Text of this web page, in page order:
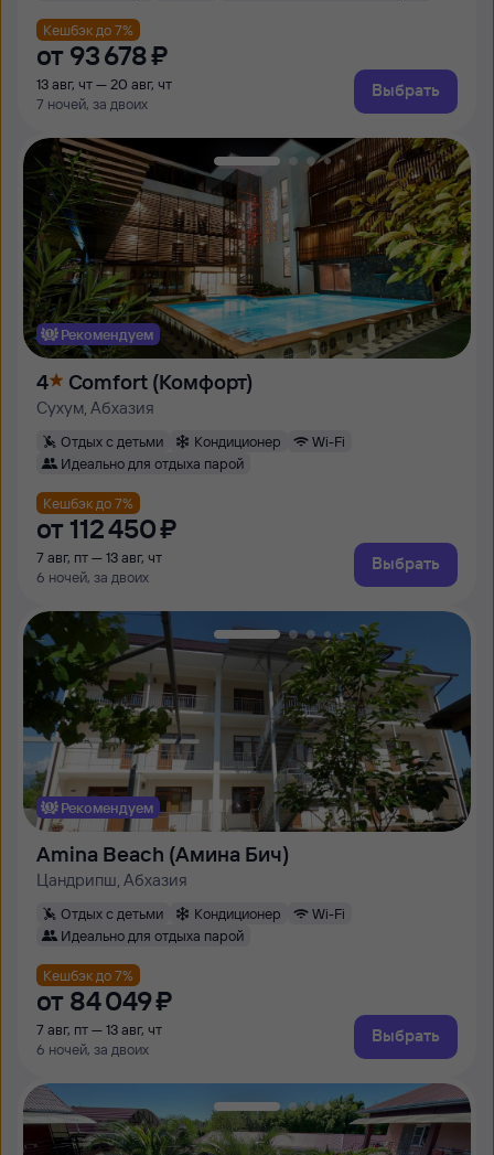
Кешбэк до 7%
от 93 ⁠678 ⁠₽
13 авг, чт — 20 авг, чт
7 ночей, за двоих
Выбрать
Рекомендуем
4 Comfort (Комфорт)
Сухум, Абхазия
Отдых с детьми Кондиционер
Wi-Fi
Идеально для отдыха парой
Кешбэк до 7%
от 112 ⁠450 ⁠₽
7 авг, пт — 13 авг, чт
6 ночей, за двоих
Выбрать
Рекомендуем
Amina Beach (Амина Бич)
Цандрипш, Абхазия
Отдых с детьми Кондиционер
Wi-Fi
Идеально для отдыха парой
Кешбэк до 7%
от 84 ⁠049 ⁠₽
7 авг, пт — 13 авг, чт
6 ночей, за двоих
Выбрать